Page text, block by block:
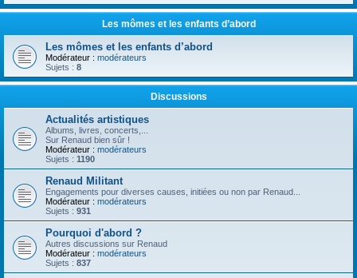
Les mômes et les enfants d’abord
Les mômes et les enfants d’abord
Modérateur : modérateurs
Sujets : 8
Discussions
Actualités artistiques
Albums, livres, concerts,...
Sur Renaud bien sûr !
Modérateur : modérateurs
Sujets : 1190
Renaud Militant
Engagements pour diverses causes, initiées ou non par Renaud...
Modérateur : modérateurs
Sujets : 931
Pourquoi d'abord ?
Autres discussions sur Renaud
Modérateur : modérateurs
Sujets : 837